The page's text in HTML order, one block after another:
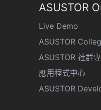
ASUSTOR
Live Demo
ASUSTOR
ASUSTOR 社群
應用程式中心
ASUSTOR